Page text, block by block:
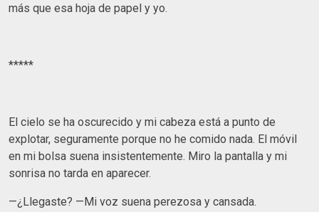
más que esa hoja de papel y yo.
*****
El cielo se ha oscurecido y mi cabeza está a punto de
explotar, seguramente porque no he comido nada. El móvil
en mi bolsa suena insistentemente. Miro la pantalla y mi
sonrisa no tarda en aparecer.
—¿Llegaste? —Mi voz suena perezosa y cansada.